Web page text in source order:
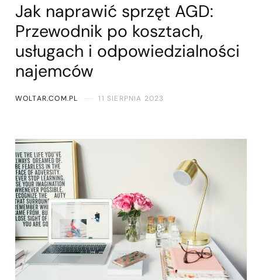
Jak naprawić sprzęt AGD:
Przewodnik po kosztach,
usługach i odpowiedzialności
najemców
WOLTAR.COM.PL 11 SIERPNIA 2023